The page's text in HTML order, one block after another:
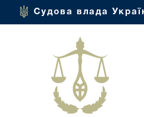
Судова влада